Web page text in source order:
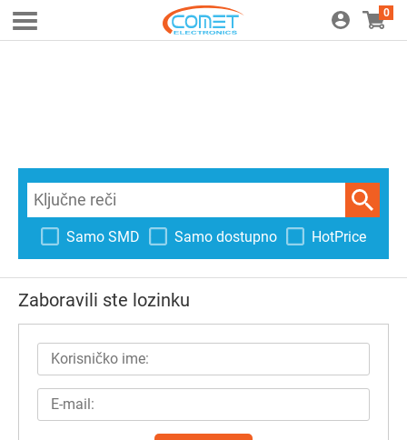
0
Samo SMD Samo dostupno HotPrice
Zaboravili ste lozinku